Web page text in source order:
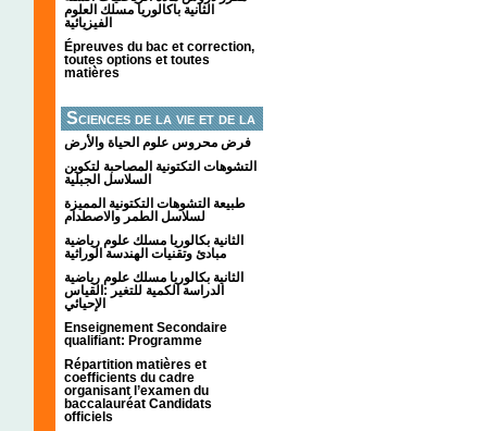
الثانية باكالوريا مسلك العلوم
الفيزيائية
Épreuves du bac et correction,
toutes options et toutes
matières
Sciences de la vie et de la
terre
فرض محروس علوم الحياة والأرض
التشوهات التكتونیة المصاحبة لتكوین
السلاسل الجبلیة
طبيعة التشوهات التكتونية المميزة
لسلاسل الطمر والاصطدام
الثانية بكالوريا مسلك علوم رياضية
مبادئ وتقنيات الهندسة الوراثية
الثانية بكالوريا مسلك علوم رياضية
الدراسة الكمية للتغير :القياس
الإحيائي
Enseignement Secondaire
qualifiant: Programme
Répartition matières et
coefficients du cadre
organisant l’examen du
baccalauréat Candidats
officiels